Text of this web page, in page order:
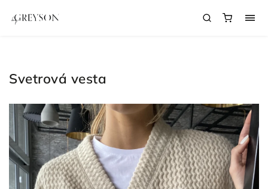
Svetrová vesta